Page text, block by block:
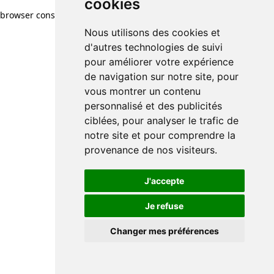
cookies
Nous utilisons des cookies et
d'autres technologies de suivi
pour améliorer votre expérience
de navigation sur notre site, pour
vous montrer un contenu
personnalisé et des publicités
ciblées, pour analyser le trafic de
notre site et pour comprendre la
provenance de nos visiteurs.
J'accepte
Je refuse
Changer mes préférences
browser console for more information)